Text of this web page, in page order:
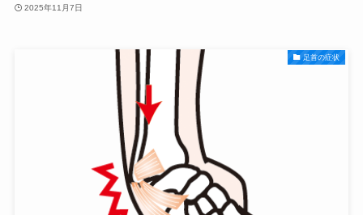
2025年11月7日
足首の症状